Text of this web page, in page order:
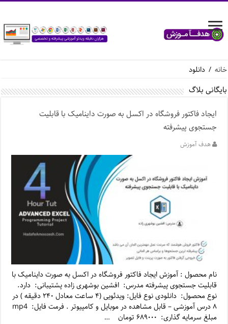
خانه / دانلود
بایگانی بلاگ
ایجاد فاکتور فروشگاه در اکسل به صورت داینامیک با قابلیت
جستجوی پیشرفته
هدف آموزش
نام محصول : آموزش ایجاد فاکتور فروشگاه در اکسل به صورت داینامیک با
قابلیت جستجوی پیشرفته مدرس: افشین بوشهری زاده پشتیبانی: دارد.
نوع محصول: دانلودی نوع فایل: ویدئویی (۴ ساعت معادل ۲۴۰ دقیقه ) در
۸ درس آموزشی – قابل مشاهده در موبایل و کامپیوتر . فرمت فایل: mp4
مبلغ سرمایه گذاری: ۶۸۹۰۰۰ تومان …